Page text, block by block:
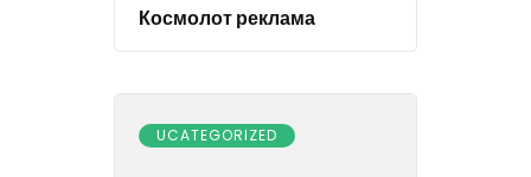
Космолот реклама
UCATEGORIZED